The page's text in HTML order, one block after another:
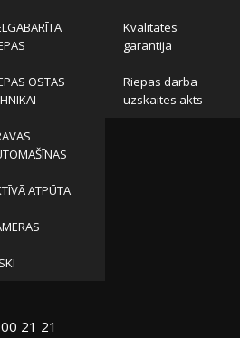
OSTAS
ATPŪTA
Kvalitātes
garantija
Riepas darba
uzskaites akts
21 21